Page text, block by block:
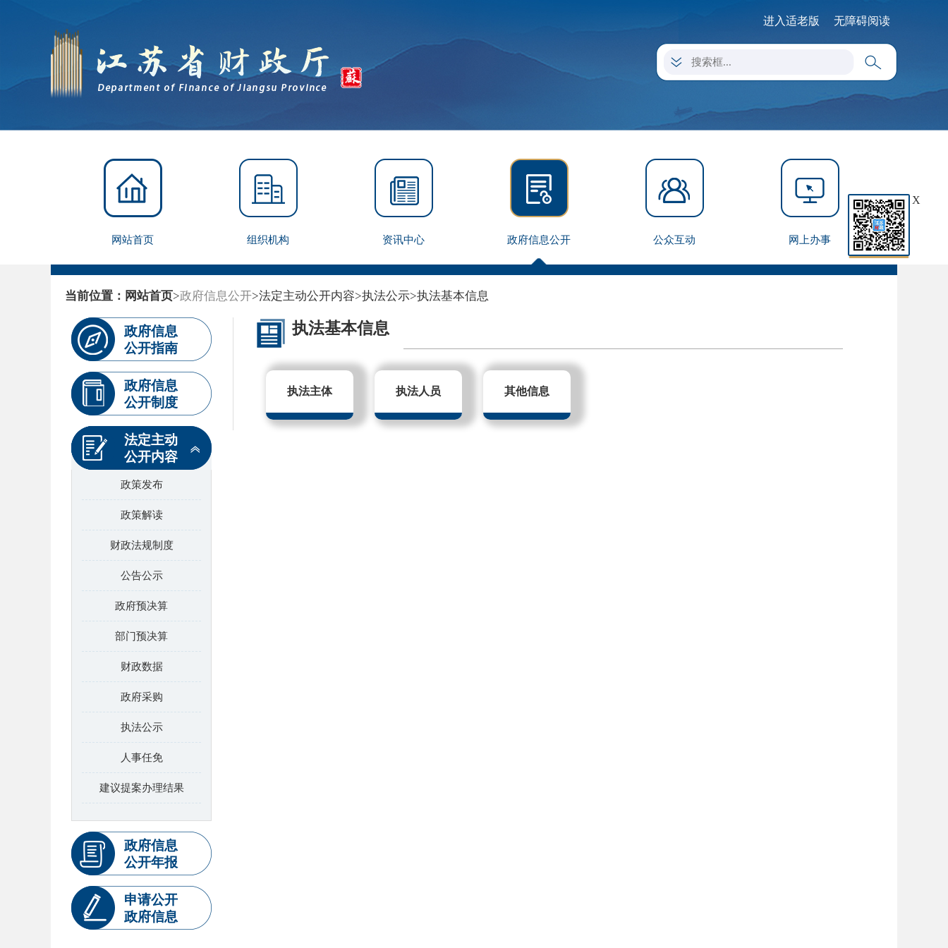
进入适老版 无障碍阅读
网站首页 组织机构 资讯中心 政府信息公开 公众互动 网上办事
X
当前位置： 网站首页>政府信息公开>法定主动公开内容>执法公示>执法基本信息
政府信息
公开指南
政府信息
公开制度
法定主动
公开内容
政策发布
政策解读
财政法规制度
公告公示
政府预决算
部门预决算
财政数据
政府采购
执法公示
人事任免
建议提案办理结果
政府信息
公开年报
申请公开
政府信息
执法基本信息
执法主体 执法人员 其他信息